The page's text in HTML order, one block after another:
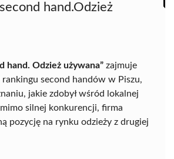
hand.Odzież
hand. Odzież używana” zajmuje
second handów w Piszu,
jakie zdobył wśród lokalnej
silnej konkurencji, firma
pozycję na rynku odzieży z drugiej